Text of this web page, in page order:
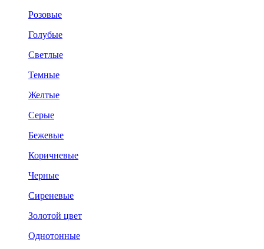
Розовые
Голубые
Светлые
Темные
Желтые
Серые
Бежевые
Коричневые
Черные
Сиреневые
Золотой цвет
Однотонные